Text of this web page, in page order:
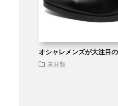
オシャレメンズが大注目
未分類